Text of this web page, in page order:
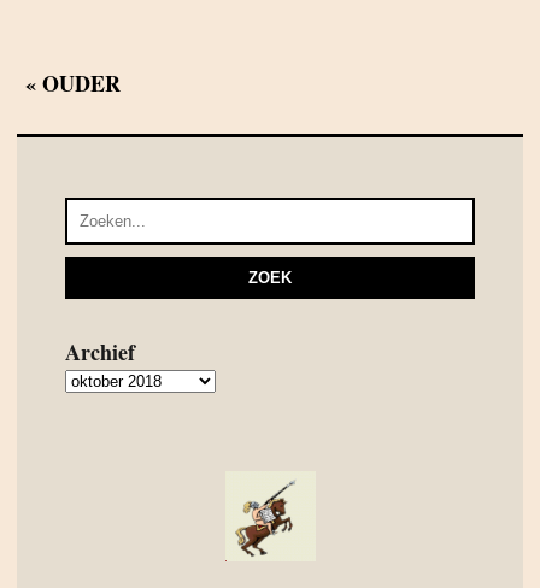
« OUDER
Archief
Archief